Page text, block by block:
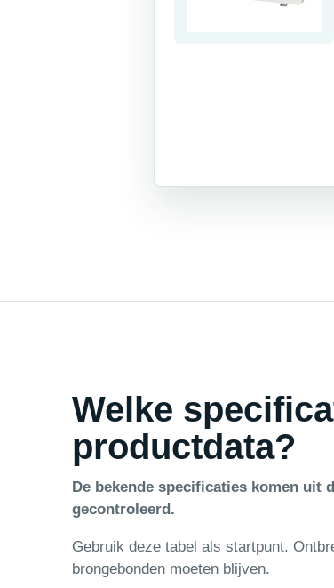
Welke
productdata?
De bekende specificaties komen uit
gecontroleerd.
Gebruik deze tabel als startpunt.
brongebonden moeten blijven.